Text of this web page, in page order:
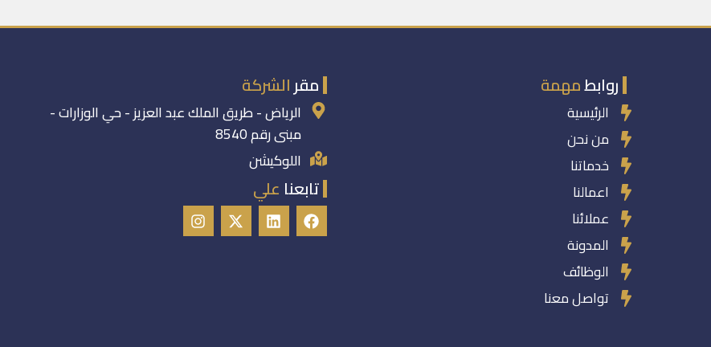
روابطمهمة
الرئيسية
من نحن
خدماتنا
اعمالنا
عملائنا
المدونة
الوظائف
تواصل معنا
مقرالشركة
الرياض - طريق الملك عبد العزيز - حي الوزارات -
مبنى رقم 8540
اللوكيشن
تابعنا علي